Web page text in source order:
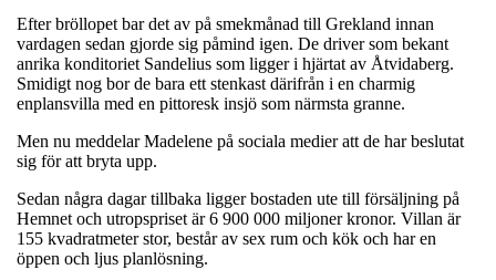
Efter bröllopet bar det av på smekmånad till Grekland innan
vardagen sedan gjorde sig påmind igen. De driver som bekant
anrika konditoriet Sandelius som ligger i hjärtat av Åtvidaberg.
Smidigt nog bor de bara ett stenkast därifrån i en charmig
enplansvilla med en pittoresk insjö som närmsta granne.
Men nu meddelar Madelene på sociala medier att de har beslutat
sig för att bryta upp.
Sedan några dagar tillbaka ligger bostaden ute till försäljning på
Hemnet och utropspriset är 6 900 000 miljoner kronor. Villan är
155 kvadratmeter stor, består av sex rum och kök och har en
öppen och ljus planlösning.